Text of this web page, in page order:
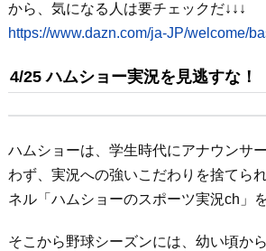
から、気になる人は要チェックだ↓↓↓
https://www.dazn.com/ja-JP/welcome/
4/25 ハムショー実況を見逃すな！
ハムショーは、学生時代にアナウンサ
わず、実況への強いこだわりを捨てら
ネル「ハムショーのスポーツ実況ch」
そこから野球シーズンには、幼い頃か